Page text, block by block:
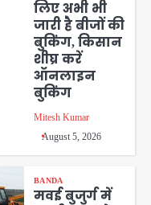
लिए अभी भी
जारी है बीजों की
बुकिंग, किसान
शीघ्र करें
ऑनलाइन
बुकिंग
Mitesh Kumar
August 5, 2026
BANDA
मवई बुजुर्ग में